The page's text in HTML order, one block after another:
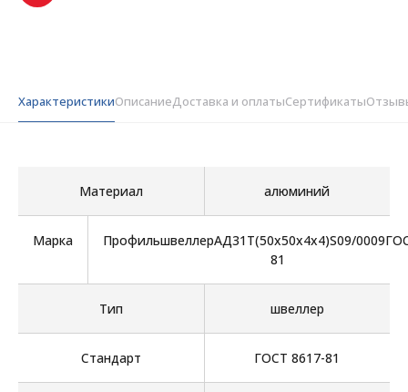
ХарактеристикиОписаниеДоставка и оплатыСертификаты
Материал алюминий
Марка
ПрофильшвеллерАД31Т(50х50х4х4)S09/
81
Тип швеллер
Стандарт ГОСТ 8617-81